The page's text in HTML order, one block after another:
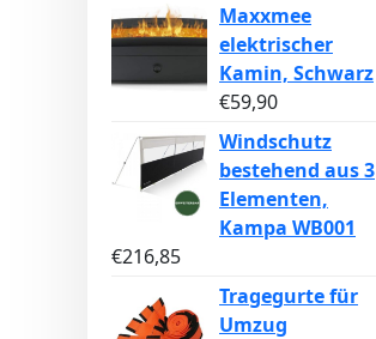
Maxxmee
elektrischer
Kamin, Schwarz
€59,90
Windschutz
bestehend aus 3
Elementen,
Kampa WB001
€216,85
Tragegurte für
Umzug